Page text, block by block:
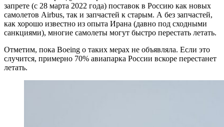
запрете (с 28 марта 2022 года) поставок в Россию как новых
самолетов Airbus, так и запчастей к старым. А без запчастей,
как хорошо известно из опыта Ирана (давно под сходными
санкциями), многие самолеты могут быстро перестать летать.
Отметим, пока Boeing о таких мерах не объявляла. Если это
случится, примерно 70% авиапарка России вскоре перестанет
летать.